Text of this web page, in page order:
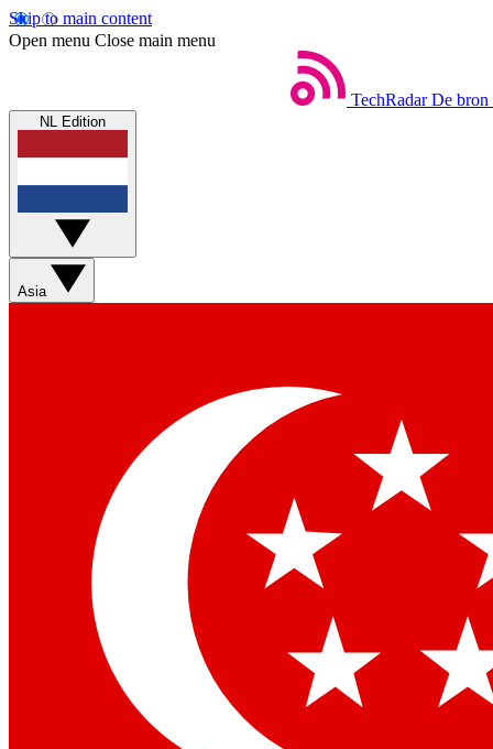
Skip to main content
Open menu Close main menu
TechRadar De bron
NL Edition
Asia